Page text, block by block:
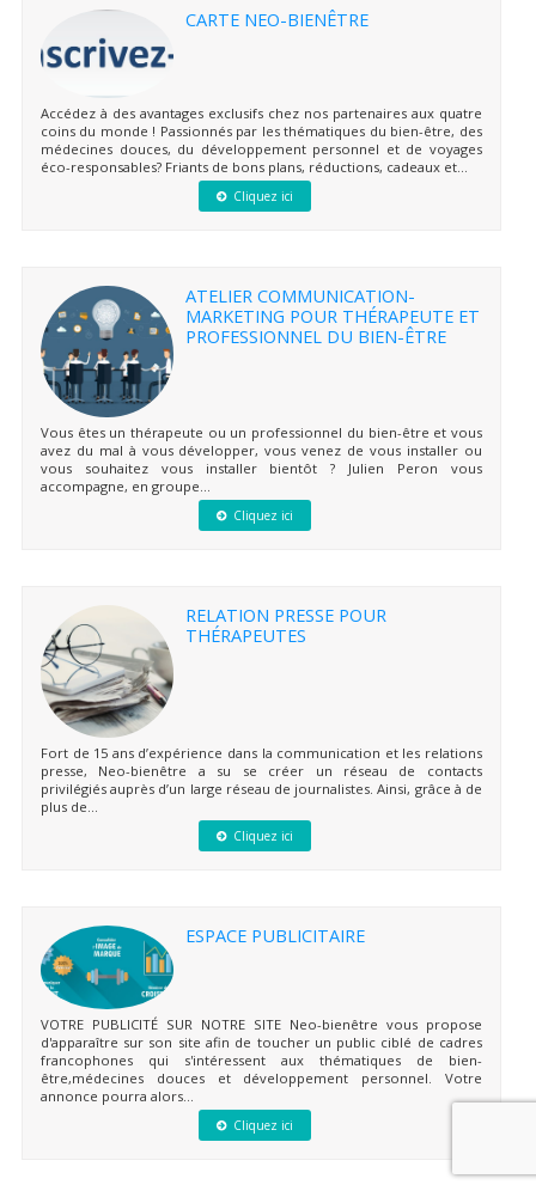
CARTE NEO-BIENÊTRE
Accédez à des avantages exclusifs chez nos partenaires aux quatre
coins du monde ! Passionnés par les thématiques du bien-être, des
médecines douces, du développement personnel et de voyages
éco-responsables? Friants de bons plans, réductions, cadeaux et...
Cliquez ici
ATELIER COMMUNICATION-
MARKETING POUR THÉRAPEUTE ET
PROFESSIONNEL DU BIEN-ÊTRE
Vous êtes un thérapeute ou un professionnel du bien-être et vous
avez du mal à vous développer, vous venez de vous installer ou
vous souhaitez vous installer bientôt ? Julien Peron vous
accompagne, en groupe...
Cliquez ici
RELATION PRESSE POUR
THÉRAPEUTES
Fort de 15 ans d’expérience dans la communication et les relations
presse, Neo-bienêtre a su se créer un réseau de contacts
privilégiés auprès d’un large réseau de journalistes. Ainsi, grâce à de
plus de...
Cliquez ici
ESPACE PUBLICITAIRE
VOTRE PUBLICITÉ SUR NOTRE SITE Neo-bienêtre vous propose
d'apparaître sur son site afin de toucher un public ciblé de cadres
francophones qui s'intéressent aux thématiques de bien-
être,médecines douces et développement personnel. Votre
annonce pourra alors...
Cliquez ici